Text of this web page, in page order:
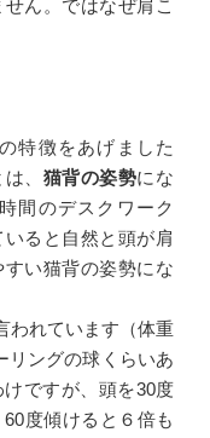
ん。ではなぜ肩こ
特徴をあげました
、 猫背の姿勢にな
間のデスクワーク
ると自然と頭が肩
い猫背の姿勢にな
われています（体重
リングの球くらいあ
ですが、頭を30度
度傾けると６倍も